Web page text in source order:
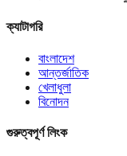
ক্যাটাগরি
বাংলাদেশ
আন্তর্জাতিক
খেলাধুলা
বিনোদন
গুরুত্বপূর্ণ লিংক